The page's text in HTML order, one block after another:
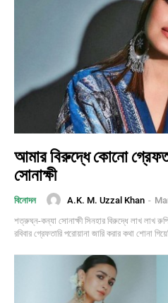
আমার বিরুদ্ধে কোনো
সোনাক্ষী
বিনোদন A.K. M. Uzzal Khan -
শত্রুঘ্ন-কন্যা সোনাক্ষী সিনহার বিরুদ্ধে লাখ লাখ
রবিবার গ্রেফতারি পরোয়ানা জারি করার কথা শোনা